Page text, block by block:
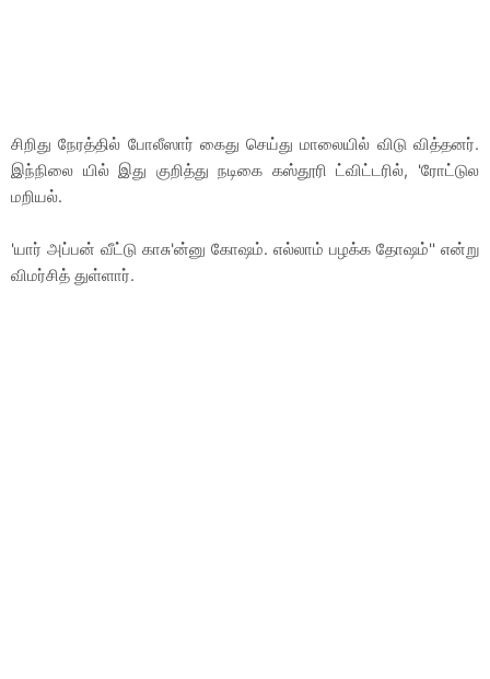
சிறிது நேரத்தில் போலீஸார் கைது செய்து மாலையில் விடு வித்தனர்.
இந்நிலை யில் இது குறித்து நடிகை கஸ்தூரி ட்விட்டரில், 'ரோட்டுல
மறியல்.
'யார் அப்பன் வீட்டு காசு'ன்னு கோஷம். எல்லாம் பழக்க தோஷம்'' என்று
விமர்சித் துள்ளார்.